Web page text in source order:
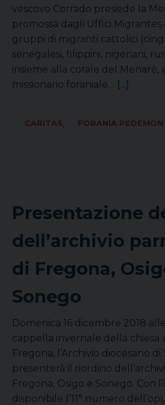
vescovo Corrado presiede la
promossa dagli Uffici Migrantes
gruppi di migranti cattolici
senegalesi, filippini, nigeriani,
insieme alla corale del Menarè,
missionario foraniale… [...]
CARITAS, FORANIA
Presentazione
dell’archivio
di Fregona,
Sonego
Domenica 16 dicembre 2018
cappella invernale della chiesa
Fregona, l’Archivio diocesano
presenterà il riordino
Fregona, Osigo e Sonego. Con
disponibile l’11° numero